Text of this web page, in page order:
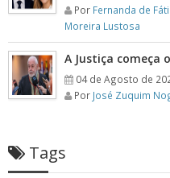
Por Fernanda de
Moreira Lustosa
A Justiça começa
04 de Agosto de
Por José Zuquim
Tags